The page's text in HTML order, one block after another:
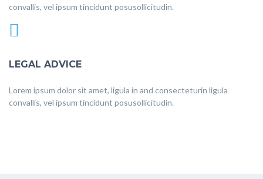
convallis, vel ipsum tincidunt posusollicitudin.
LEGAL ADVICE
Lorem ipsum dolor sit amet, ligula in and consecteturin ligula
convallis, vel ipsum tincidunt posusollicitudin.